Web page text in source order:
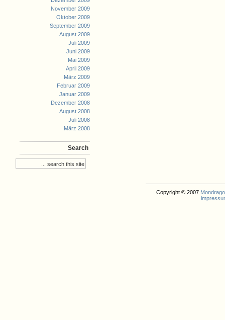
November 2009
Oktober 2009
September 2009
August 2009
Juli 2009
Juni 2009
Mai 2009
April 2009
März 2009
Februar 2009
Januar 2009
Dezember 2008
August 2008
Juli 2008
März 2008
Search
Copyright © 2007